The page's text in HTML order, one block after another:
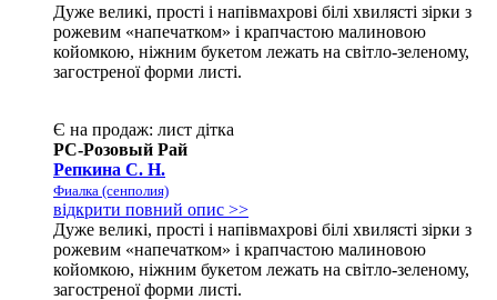
Дуже великі, прості і напівмахрові білі хвилясті зірки з
рожевим «напечатком» і крапчастою малиновою
койомкою, ніжним букетом лежать на світло-зеленому,
загостреної форми листі.
Є на продаж: лист дітка
РС-Розовый Рай
Репкина С. Н.
Фиалка (сенполия)
відкрити повний опис >>
Дуже великі, прості і напівмахрові білі хвилясті зірки з
рожевим «напечатком» і крапчастою малиновою
койомкою, ніжним букетом лежать на світло-зеленому,
загостреної форми листі.